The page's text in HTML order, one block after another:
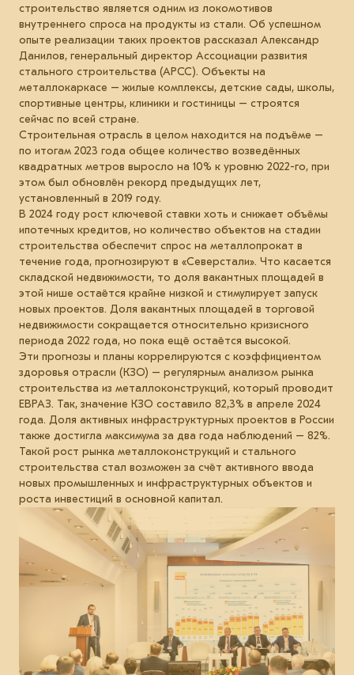
строительство является одним из локомотивов
внутреннего спроса на продукты из стали. Об успешном
опыте реализации таких проектов рассказал Александр
Данилов, генеральный директор Ассоциации развития
стального строительства (АРСС). Объекты на
металлокаркасе – жилые комплексы, детские сады, школы,
спортивные центры, клиники и гостиницы – строятся
сейчас по всей стране.
Строительная отрасль в целом находится на подъёме –
по итогам 2023 года общее количество возведённых
квадратных метров выросло на 10% к уровню 2022-го, при
этом был обновлён рекорд предыдущих лет,
установленный в 2019 году.
В 2024 году рост ключевой ставки хоть и снижает объёмы
ипотечных кредитов, но количество объектов на стадии
строительства обеспечит спрос на металлопрокат в
течение года, прогнозируют в «Северстали». Что касается
складской недвижимости, то доля вакантных площадей в
этой нише остаётся крайне низкой и стимулирует запуск
новых проектов. Доля вакантных площадей в торговой
недвижимости сокращается относительно кризисного
периода 2022 года, но пока ещё остаётся высокой.
Эти прогнозы и планы коррелируются с коэффициентом
здоровья отрасли (КЗО) – регулярным анализом рынка
строительства из металлоконструкций, который проводит
ЕВРАЗ. Так, значение КЗО составило 82,3% в апреле 2024
года. Доля активных инфраструктурных проектов в России
также достигла максимума за два года наблюдений – 82%.
Такой рост рынка металлоконструкций и стального
строительства стал возможен за счёт активного ввода
новых промышленных и инфраструктурных объектов и
роста инвестиций в основной капитал.